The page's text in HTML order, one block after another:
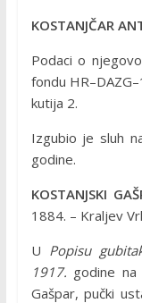
KOSTANJČAR
Podaci o
fondu
kutija 2.
Izgubio je sluh
godine.
KOSTANJSKI
1884. – Kraljev
U Popisu
1917. godine
Gašpar, pučki